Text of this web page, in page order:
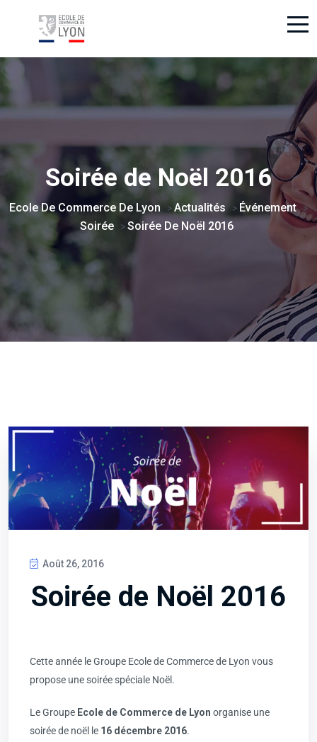
Soirée de Noël 2016
Ecole De Commerce De Lyon >Actualités > Événement >
Soirée >Soirée De Noël 2016
Août 26, 2016
Soirée de Noël 2016
Cette année le Groupe Ecole de Commerce de Lyon vous
propose une soirée spéciale Noël.
Le Groupe Ecole de Commerce de Lyon organise une
soirée de noël le 16 décembre 2016.